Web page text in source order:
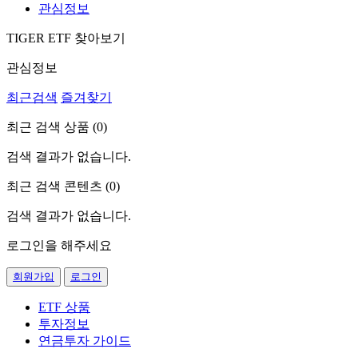
관심정보
TIGER ETF 찾아보기
관심정보
최근검색 즐겨찾기
최근 검색 상품 (0)
검색 결과가 없습니다.
최근 검색 콘텐츠 (0)
검색 결과가 없습니다.
로그인을 해주세요
회원가입 로그인
ETF 상품
투자정보
연금투자 가이드